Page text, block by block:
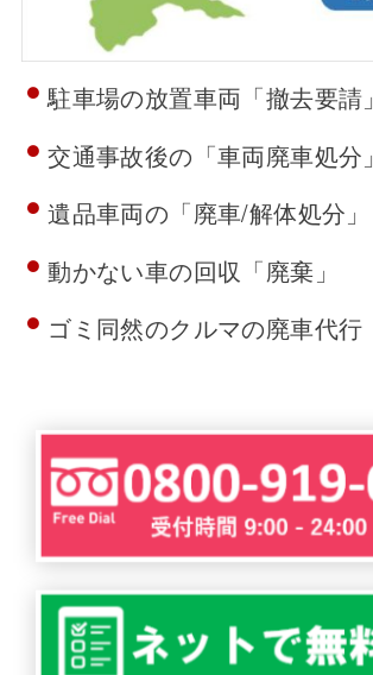
駐車場の放置車両「撤去要請」
交通事故後の「車両廃車処分」
遺品車両の「廃車/解体処分」
動かない車の回収「廃棄」
ゴミ同然のクルマの廃車代行